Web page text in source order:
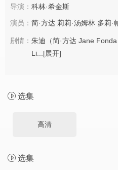
导演： 科林·希金斯
演员： 简·方达 莉莉·汤姆林 多莉·
剧情： 朱迪（简·方达 Jane
Li... [展开]
选集
高清
选集